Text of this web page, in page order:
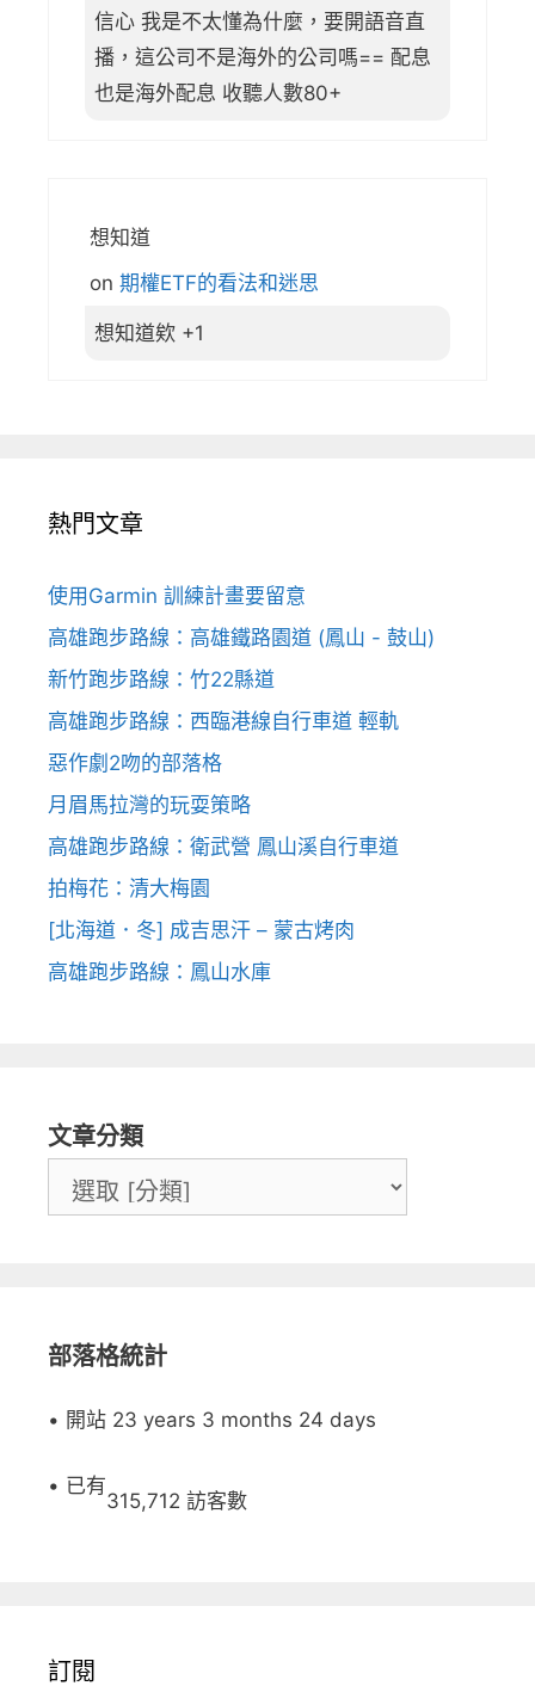
信心 我是不太懂為什麼，要開語音直
播，這公司不是海外的公司嗎== 配息
也是海外配息 收聽人數80+
想知道
on 期權ETF的看法和迷思
想知道欸 +1
熱門文章
使用Garmin 訓練計畫要留意
高雄跑步路線：高雄鐵路園道 (鳳山 - 鼓山)
新竹跑步路線：竹22縣道
高雄跑步路線：西臨港線自行車道 輕軌
惡作劇2吻的部落格
月眉馬拉灣的玩耍策略
高雄跑步路線：衛武營 鳳山溪自行車道
拍梅花：清大梅園
[北海道．冬] 成吉思汗 – 蒙古烤肉
高雄跑步路線：鳳山水庫
文章分類
部落格統計
• 開站 23 years 3 months 24 days
• 已有
315,712 訪客數
訂閱